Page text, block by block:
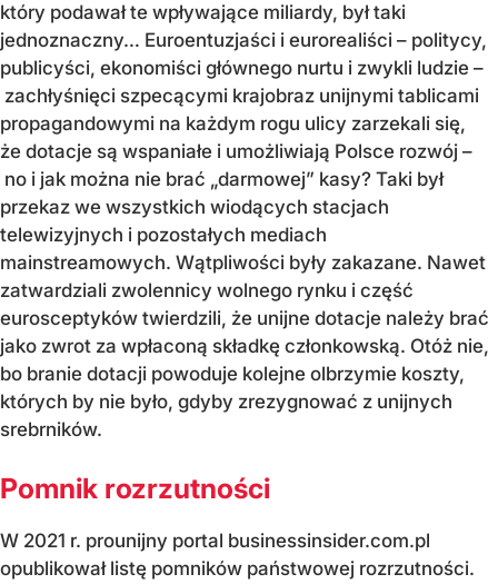
który podawał te wpływające miliardy, był taki
jednoznaczny… Euroentuzjaści i eurorealiści – politycy,
publicyści, ekonomiści głównego nurtu i zwykli ludzie –
zachłyśnięci szpecącymi krajobraz unijnymi tablicami
propagandowymi na każdym rogu ulicy zarzekali się,
że dotacje są wspaniałe i umożliwiają Polsce rozwój –
no i jak można nie brać „darmowej” kasy? Taki był
przekaz we wszystkich wiodących stacjach
telewizyjnych i pozostałych mediach
mainstreamowych. Wątpliwości były zakazane. Nawet
zatwardziali zwolennicy wolnego rynku i część
eurosceptyków twierdzili, że unijne dotacje należy brać
jako zwrot za wpłaconą składkę członkowską. Otóż nie,
bo branie dotacji powoduje kolejne olbrzymie koszty,
których by nie było, gdyby zrezygnować z unijnych
srebrników.
Pomnik rozrzutności
W 2021 r. prounijny portal businessinsider.com.pl
opublikował listę pomników państwowej rozrzutności.